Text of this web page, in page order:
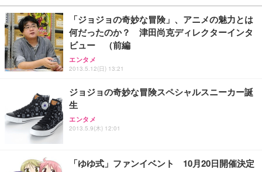
「ジョジョの奇妙な冒険」、アニメの魅力とは
何だったのか？ 津田尚克ディレクターインタ
ビュー （前編
エンタメ
2013.5.12(日) 13:21
ジョジョの奇妙な冒険スペシャルスニーカー誕
生
エンタメ
2013.5.9(木) 12:01
「ゆゆ式」ファンイベント 10月20日開催決定